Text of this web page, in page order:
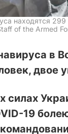
находятся
of the Armed
в
двое
силах
19